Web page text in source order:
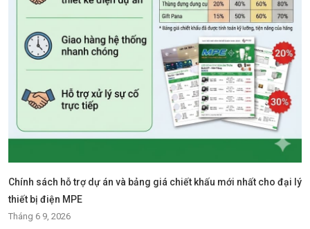
Chính sách hỗ trợ dự án và bảng giá chiết khấu mới nhất cho đại lý
thiết bị điện MPE
Tháng 6 9, 2026